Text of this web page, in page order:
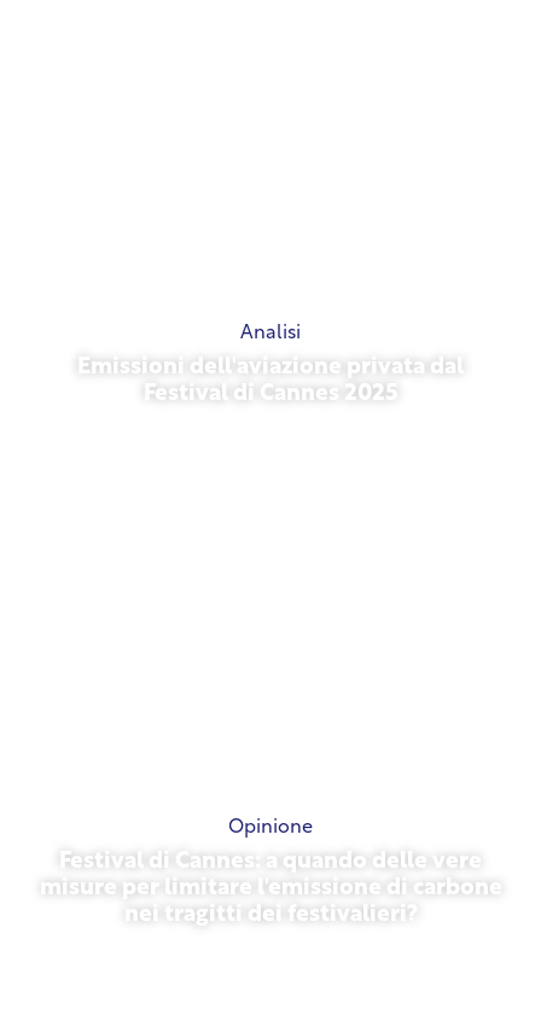
Analisi
Emissioni dell'aviazione privata dal
Festival di Cannes 2025
Opinione
Festival di Cannes: a quando delle vere
misure per limitare l'emissione di carbone
nei tragitti dei festivalieri?